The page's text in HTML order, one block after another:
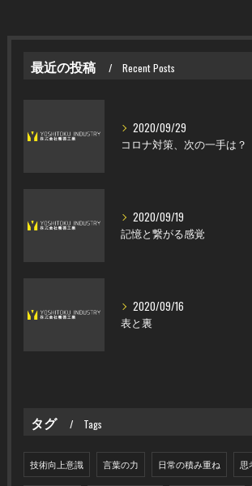
最近の投稿 Recent Posts
2020/09/29
コロナ対策、次の一手は？
2020/09/19
記憶と繋がる感覚
2020/09/16
表と裏
タグ Tags
技術向上意識 言葉の力 日常の積み重ね 思